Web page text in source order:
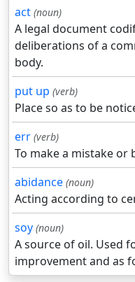
act (noun)
A legal document
deliberations of a
body.
put up (verb)
Place so as to be
err (verb)
To make a mistake or
abidance (noun)
Acting according to
soy (noun)
A source of oil. Used
improvement and as